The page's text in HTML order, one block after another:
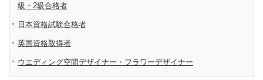
級・2級合格者
日本資格試験合格者
英国資格取得者
ウエディング空間デザイナー・フラワーデザイナー